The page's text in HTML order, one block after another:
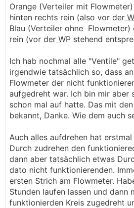
..
Orange (Verteiler mit
hinten rechts rein (also vor der
Blau (Verteiler ohne Flowmeter)
rein (vor der WP stehend
Ich hab nochmal alle "Ventile"
irgendwie tatsächlich so, dass
Flowmeter der nicht
aufgedreht war. Ich bin mir aber
schon mal auf hatte. Das mit
bekannt, Danke. Wie dem auch
Auch alles aufdrehen hat
Durch zudrehen den
dann aber tatsächlich etwas
dato nicht funktionierenden.
ersten Strich am Flowmeter.
Stunden laufen lassen und dann
funktionierden Kreis zugedreht